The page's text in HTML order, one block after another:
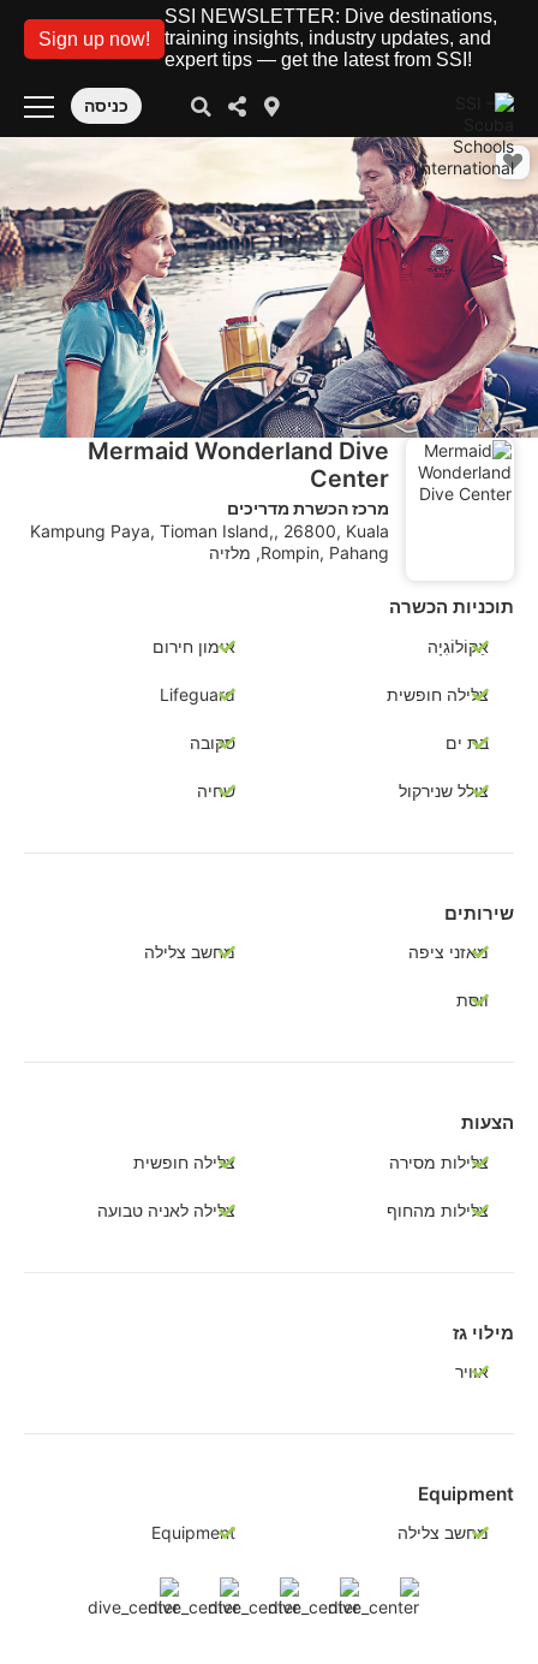
SSI NEWSLETTER: Dive destinations,
training insights, industry updates, and
expert tips — get the latest from SSI!
Sign up now!
כניסה
Mermaid Wonderland Dive
Center
מרכז הכשרת מדריכים
Kampung Paya, Tioman Island,, 26800, Kuala
Rompin, Pahang, מלזיה
תוכניות הכשרה
אֵקוֹלוֹגִיָה אימון חירום
צלילה חופשית Lifeguard
בת ים סקובה
צולל שנירקול שחיה
שירותים
מאזני ציפה מחשב צלילה
ווסת
הצעות
צלילות מסירה צלילה חופשית
צלילות מהחוף צלילה לאניה טבועה
מילוי גז
אוויר
Equipment
מחשב צלילה Equipment